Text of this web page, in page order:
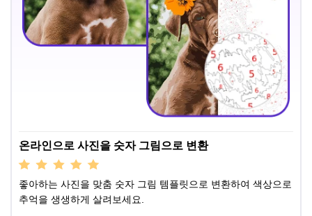
온라인으로 사진을 숫자 그림으로 변환
좋아하는 사진을 맞춤 숫자 그림 템플릿으로 변환하여 색상으로
추억을 생생하게 살려보세요.